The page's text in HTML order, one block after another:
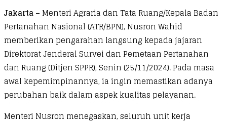
Jakarta – Menteri Agraria dan Tata Ruang/Kepala Badan
Pertanahan Nasional (ATR/BPN), Nusron Wahid
memberikan pengarahan langsung kepada jajaran
Direktorat Jenderal Survei dan Pemetaan Pertanahan
dan Ruang (Ditjen SPPR), Senin (25/11/2024). Pada masa
awal kepemimpinannya, ia ingin memastikan adanya
perubahan baik dalam aspek kualitas pelayanan.
Menteri Nusron menegaskan, seluruh unit kerja